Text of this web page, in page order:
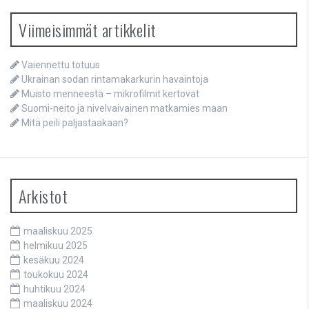
Viimeisimmät artikkelit
Vaiennettu totuus
Ukrainan sodan rintamakarkurin havaintoja
Muisto menneestä – mikrofilmit kertovat
Suomi-neito ja nivelvaivainen matkamies maan
Mitä peili paljastaakaan?
Arkistot
maaliskuu 2025
helmikuu 2025
kesäkuu 2024
toukokuu 2024
huhtikuu 2024
maaliskuu 2024